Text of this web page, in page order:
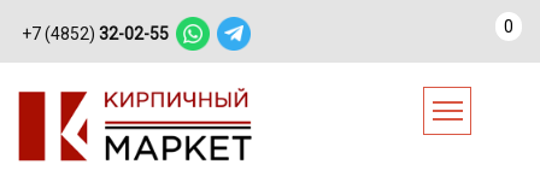
+7 (4852) 32-02-55 0